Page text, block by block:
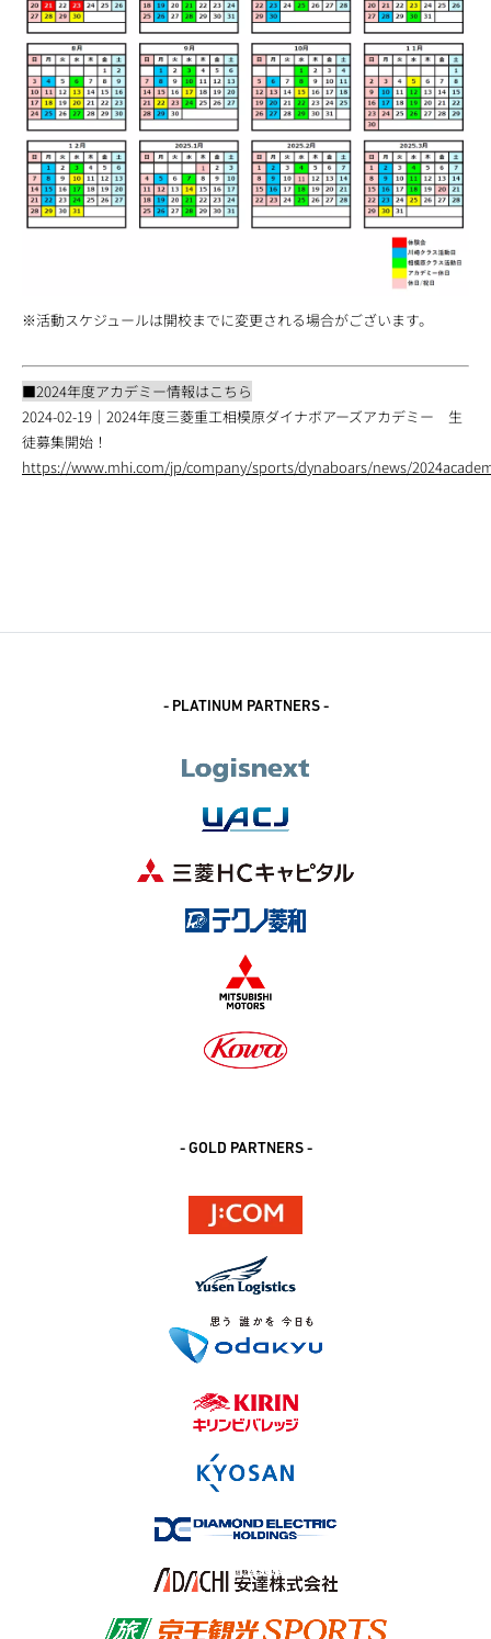
※活動スケジュールは開校までに変更される場合がございます。
■2024年度アカデミー情報はこちら
2024-02-19｜2024年度三菱重工相模原ダイナボアーズアカデミー 生
徒募集開始！
https://www.mhi.com/jp/company/sports/dynaboars/news/
- PLATINUM PARTNERS -
- GOLD PARTNERS -